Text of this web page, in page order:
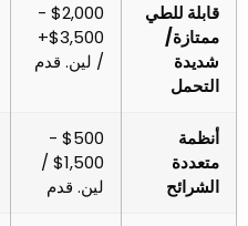
قابلة للطي
ممتازة/
شديدة
التحمل
$2,000 -
$3,500+
/ لين. قدم
أنظمة
متعددة
الشرائح
$500 -
$1,500 /
لين. قدم